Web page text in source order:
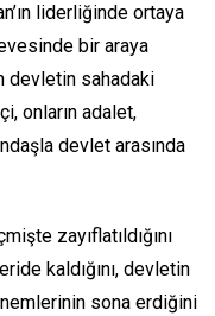
liderliğinde ortaya
bir araya
devletin sahadaki
onların adalet,
devlet arasında
zayıflatıldığını
kaldığını, devletin
sona erdiğini